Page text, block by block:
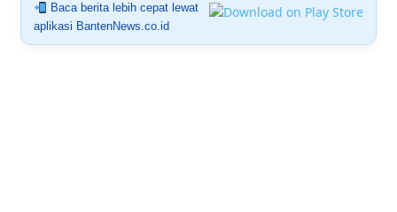
Baca berita lebih cepat lewat
aplikasi BantenNews.co.id